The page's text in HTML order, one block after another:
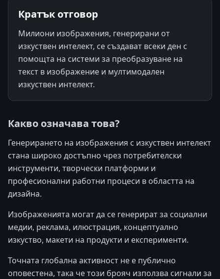
Кратък отговор
Милиони изображения, генерирани от
изкуствен интелект, се създават всеки ден с
помощта на системи за преобразуване на
текст в изображение и мултимодален
изкуствен интелект.
Какво означава това?
Генерирането на изображения с изкуствен интелект
стана широко достъпно чрез потребителски
инструменти, творчески платформи и
професионални работни процеси в областта на
дизайна.
Изображенията могат да се генерират за социални
медии, реклама, илюстрация, концептуално
изкуство, макети на продукти и експерименти.
Точната глобална активност не е публично
оповестена, така че този брояч използва сигнали за